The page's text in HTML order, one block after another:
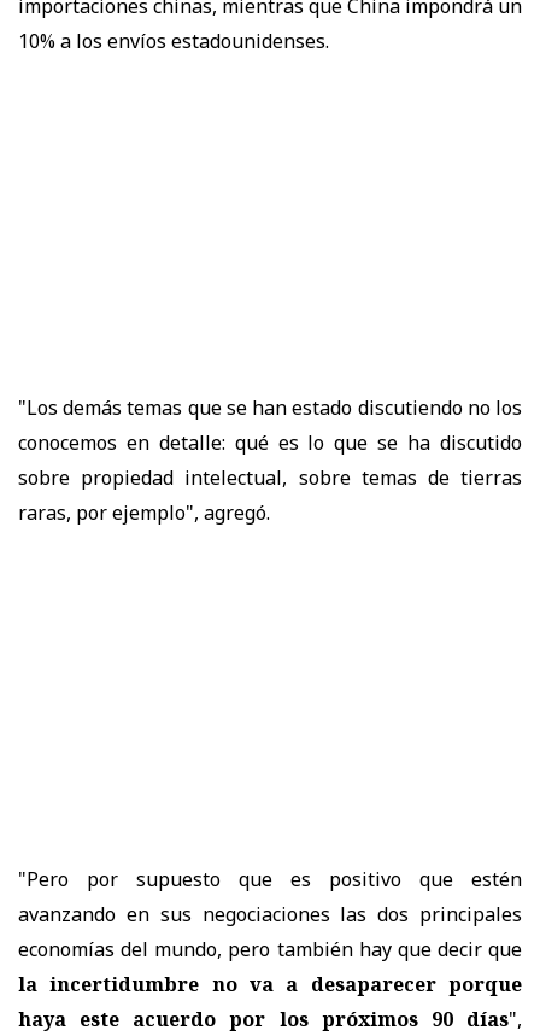
importaciones chinas, mientras que China impondrá un
10% a los envíos estadounidenses.
"Los demás temas que se han estado discutiendo no los
conocemos en detalle: qué es lo que se ha discutido
sobre propiedad intelectual, sobre temas de tierras
raras, por ejemplo", agregó.
"Pero por supuesto que es positivo que estén
avanzando en sus negociaciones las dos principales
economías del mundo, pero también hay que decir que
la incertidumbre no va a desaparecer porque
haya este acuerdo por los próximos 90 días",